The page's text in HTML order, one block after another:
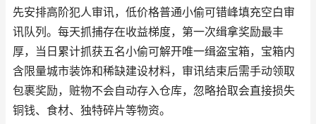
先安排高阶犯人审讯，低价格普通小偷可错峰填充空白审
讯队列。每天抓捕存在收益梯度，第一次缉拿奖励最丰
厚，当日累计抓获五名小偷可解开唯一缉盗宝箱，宝箱内
含限量城市装饰和稀缺建设材料，审讯结束后需手动领取
包裹奖励，赃物不会自动存入仓库，忽略拾取会直接损失
铜钱、食材、独特碎片等物资。